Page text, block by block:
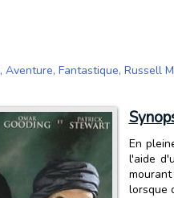
, Aventure, Fantastique, Russell
En
l'aide
lorsque